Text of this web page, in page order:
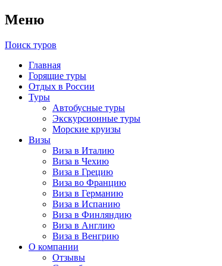
Меню
Поиск туров
Главная
Горящие туры
Отдых в России
Туры
Автобусные туры
Экскурсионные туры
Морские круизы
Визы
Виза в Италию
Виза в Чехию
Виза в Грецию
Виза во Францию
Виза в Германию
Виза в Испанию
Виза в Финляндию
Виза в Англию
Виза в Венгрию
О компании
Отзывы